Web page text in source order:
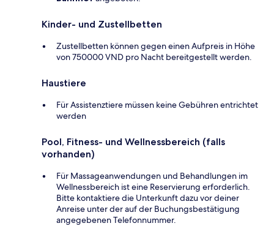
Kinder- und Zustellbetten
Zustellbetten können gegen einen Aufpreis in Höhe
von 750000 VND pro Nacht bereitgestellt werden.
Haustiere
Für Assistenztiere müssen keine Gebühren entrichtet
werden
Pool, Fitness- und Wellnessbereich (falls
vorhanden)
Für Massageanwendungen und Behandlungen im
Wellnessbereich ist eine Reservierung erforderlich.
Bitte kontaktiere die Unterkunft dazu vor deiner
Anreise unter der auf der Buchungsbestätigung
angegebenen Telefonnummer.